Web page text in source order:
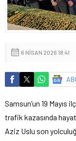
6 NISAN 2026 18:41
Samsun’un 19 Mayıs
trafik kazasında
Aziz Uslu son